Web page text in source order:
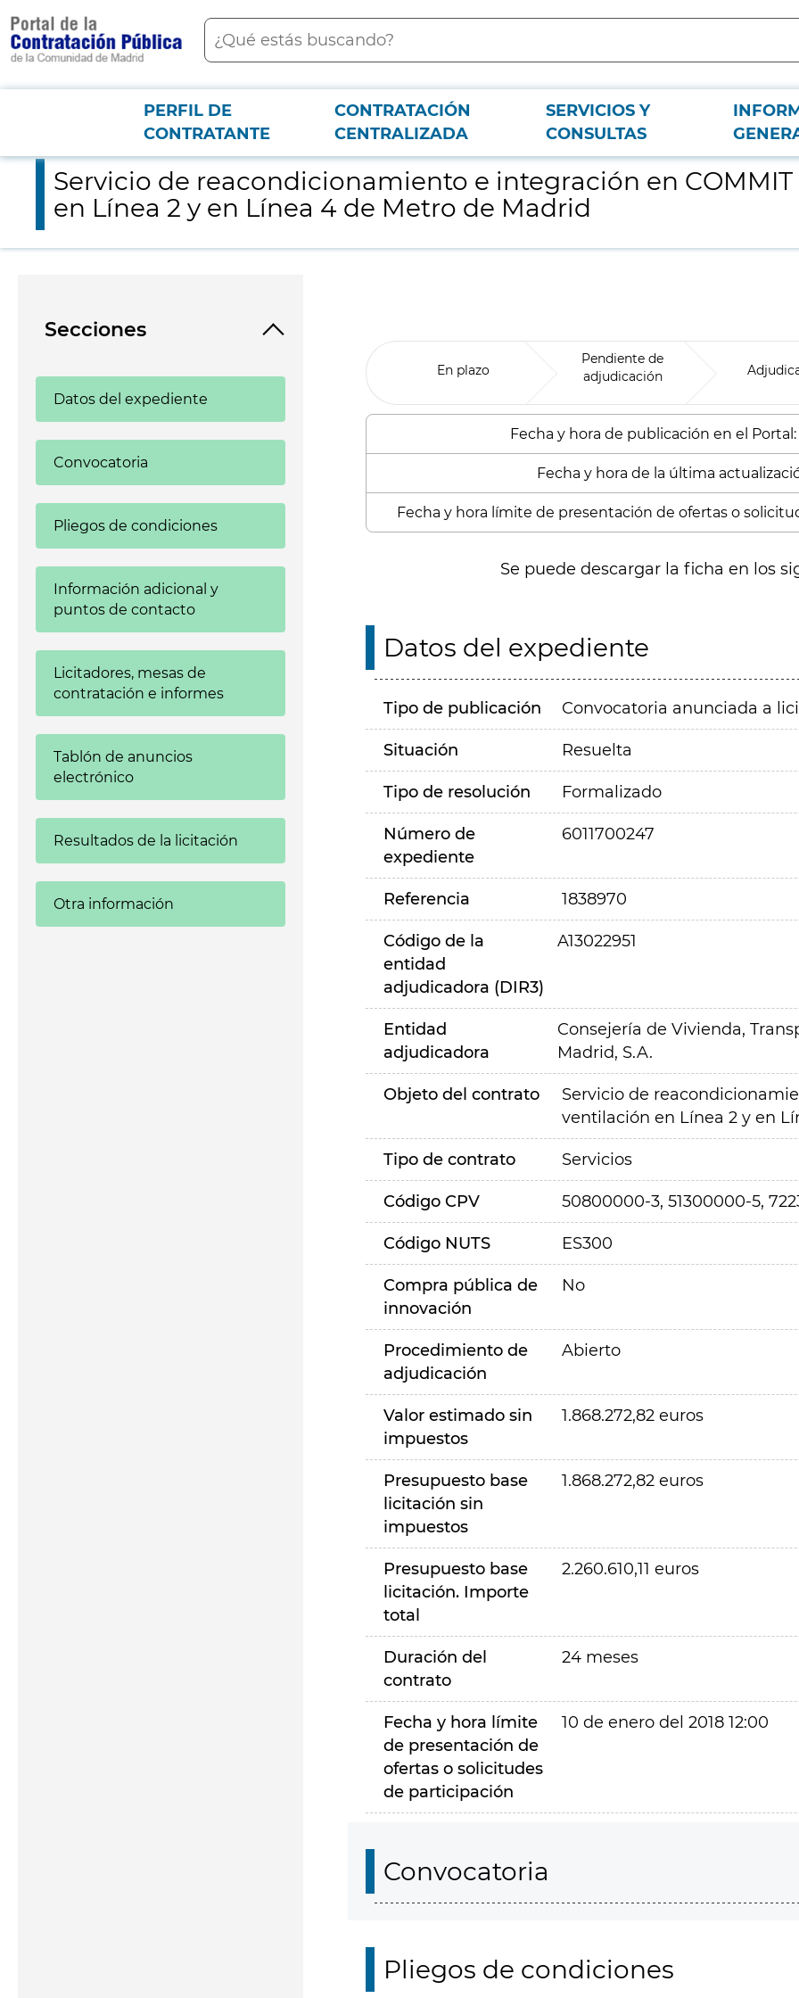
contenido
principal
Buscar
Menú PCON
PERFIL DE
CONTRATANTE
CONTRATACIÓN
CENTRALIZADA
SERVICIOS Y
CONSULTAS
Servicio de reacondicionamiento e integración en COMMIT de pozos de ventilación en Línea 2 y en Línea 4 de Metro de Madrid
Servicio de reacondicionamiento e integración en
en Línea 2 y en Línea 4 de Metro de Madrid
Secciones
Datos del expediente
Convocatoria
Pliegos de condiciones
Información adicional y
puntos de contacto
Licitadores, mesas de
contratación e informes
Tablón de anuncios
electrónico
Resultados de la licitación
Otra información
En plazo
Pendiente de
adjudicación
Fecha y hora de publicación en el Portal:
Fecha y hora de la última
Fecha y hora límite de presentación de ofertas o
Se puede descargar la ficha en los
Datos del expediente
Tipo de publicación Convocatoria anunciada a
Situación Resuelta
Tipo de resolución Formalizado
Número de
expediente
6011700247
Referencia 1838970
Código de la
entidad
adjudicadora (DIR3)
A13022951
Entidad
adjudicadora
Consejería de Vivienda,
Madrid, S.A.
Objeto del contrato
Servicio de
ventilación en Línea 2 y en
Tipo de contrato Servicios
Código CPV 50800000-3, 51300000-5,
Código NUTS ES300
Compra pública de
innovación
No
Procedimiento de
adjudicación
Abierto
Valor estimado sin
impuestos
1.868.272,82 euros
Presupuesto base
licitación sin
impuestos
1.868.272,82 euros
Presupuesto base
licitación. Importe
total
2.260.610,11 euros
Duración del
contrato
24 meses
Fecha y hora límite
de presentación de
ofertas o solicitudes
de participación
10 de enero del 2018 12:00
Convocatoria
Pliegos de condiciones